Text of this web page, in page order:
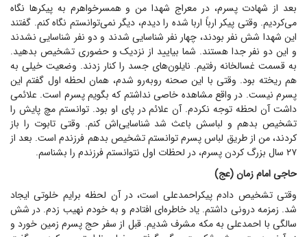
بعد از شهادت پسرم، در معراج شهدا من و همسرخواهرم به پیکر‌ها نگاه
می‌کردیم. وقتی پیکر ارباً اربا شده را دیدم، دیگر نمی‌توانستم نگاه کنم. گفتند
این شهدا شش نفر بودند، چهار نفر شناسایی شدند و دو نفر شناسایی نشدند
و این دو نفر جدا هستند. شما بیایید از نزدیک و حضوری تشخیص بدهید.
به قسمت غسالخانه رفتیم. نایلون‌های جسد را کنار زدند. وضعیت خیلی به
هم ریخته بود. وقتی با این صحنه روبه‌رو شدم، همان لحظه اول گفتم این
پسرم نیست. در واقع مشاهده خاصی نداشتم که بگویم پسرم است. علائمی
داشت آن لحظه توجه نکردم. آن علائم در پای او بود. توانستم مچ پایش را
تشخیص بدهم و لباسش باعث شد شناسایی‌اش کنم. وقتی تابوت را باز
کردند، من از طریق لباس پسرم توانستم تشخیص بدهم فرزندم است. بعد از
۲۷ سال بزرگ کردن پسرم، در لحظات اول نتوانستم فرزندم را بشناسم.
حاجی امام زمان (عج)
وقتی تشخیص دادم پیکراحمد‌علی است، در آن لحظه برایم خلوتی ایجاد
شد. زمزمه درونی داشتم. یاد خاطره‌ای افتادم و به خودم نهیب زدم. در شش
سالگی با احمد‌علی به مکه مشرف شدیم. قبل از سفر حج پسرم زمین خورد و